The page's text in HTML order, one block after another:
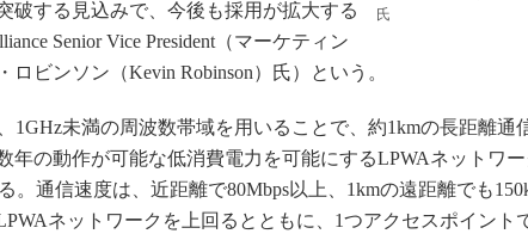
知財マネジメント
海外生産
制御セキュリティ
新型コロナへの対応
氏
破する見込みで、今後も採用が拡大する
Senior Vice President（マーケティン
ロビンソン（Kevin Robinson）氏）という。
1GHz未満の周波数帯域を用いることで、約1kmの長距離通
年の動作が可能な低消費電力を可能にするLPWAネットワ
。通信速度は、近距離で80Mbps以上、1kmの遠距離でも
ネットワークを上回るとともに、1つアクセスポイント